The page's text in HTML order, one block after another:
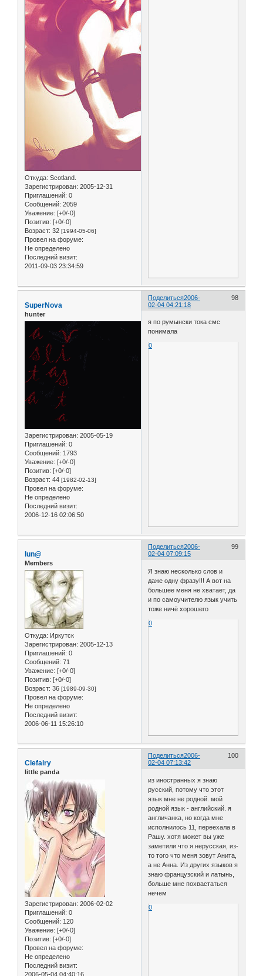
Откуда: Scotland.
Зарегистрирован: 2005-12-31
Приглашений: 0
Сообщений: 2059
Уважение: [+0/-0]
Позитив: [+0/-0]
Возраст: 32 [1994-05-06]
Провел на форуме:
Не определено
Последний визит:
2011-09-03 23:34:59
Поделиться 98
2006-
02-04 04:21:18
SuperNova
hunter
Зарегистрирован: 2005-05-19
Приглашений: 0
Сообщений: 1793
Уважение: [+0/-0]
Позитив: [+0/-0]
Возраст: 44 [1982-02-13]
Провел на форуме:
Не определено
Последний визит:
2006-12-16 02:06:50
я по румынски тока смс
понимала
0
Поделиться 99
2006-
02-04 07:09:15
lun@
Members
Откуда: Иркутск
Зарегистрирован: 2005-12-13
Приглашений: 0
Сообщений: 71
Уважение: [+0/-0]
Позитив: [+0/-0]
Возраст: 36 [1989-09-30]
Провел на форуме:
Не определено
Последний визит:
2006-06-11 15:26:10
Я знаю несколько слов и
даже одну фразу!!! А вот на
большее меня не хватает, да
и по самоучителю язык учить
тоже ничё хорошего
0
Поделиться 100
2006-
02-04 07:13:42
Clefairy
little panda
Зарегистрирован: 2006-02-02
Приглашений: 0
Сообщений: 120
Уважение: [+0/-0]
Позитив: [+0/-0]
Провел на форуме:
Не определено
Последний визит:
2006-05-04 04:40:16
из иностранных я знаю
русский, потому что этот
язык мне не родной. мой
родной язык - английский. я
англичанка, но когда мне
исполнилось 11, переехала в
Рашу. хотя может вы уже
заметили что я нерусская, из-
то того что меня зовут Анита,
а не Анна. Из других языков я
знаю французский и латынь,
больше мне похвастаться
нечем
0